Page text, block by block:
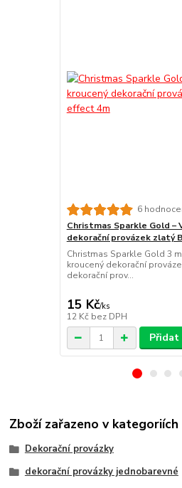
6
Christmas Sparkle Gold –
dekorační provázek zlatý
Christmas Sparkle Gold 3
kroucený dekorační
dekorační prov...
15 Kč/ks
12 Kč bez DPH
Přidat
Zboží zařazeno v kategoriích
Dekorační provázky
dekorační provázky jednobarevné